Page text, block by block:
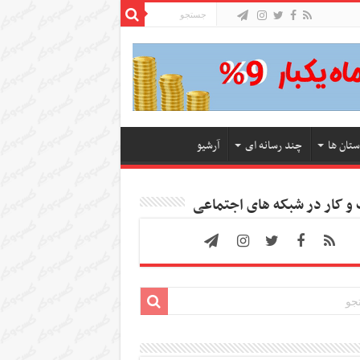
ها چند رسانه ای آرشیو
کار در شبکه های اجتماعی